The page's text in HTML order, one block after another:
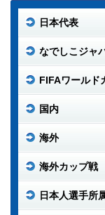
日本代表
なでしこジャ
FIFAワールド
国内
海外
海外カップ戦
日本人選手所